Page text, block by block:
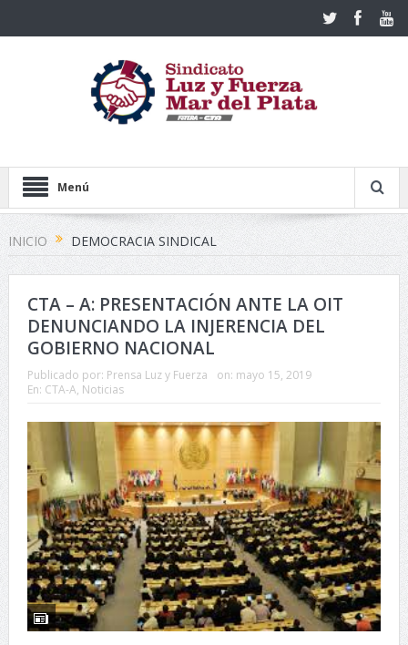
Menú
INICIO DEMOCRACIA SINDICAL
CTA – A: PRESENTACIÓN ANTE LA OIT
DENUNCIANDO LA INJERENCIA DEL
GOBIERNO NACIONAL
Publicado por: Prensa Luz y Fuerza on: mayo 15, 2019
En: CTA-A, Noticias